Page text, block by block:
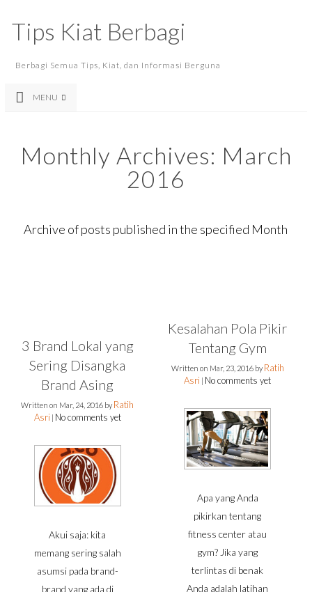
Tips Kiat Berbagi
Berbagi Semua Tips, Kiat, dan Informasi Berguna
MENU
Monthly Archives: March
2016
Archive of posts published in the specified Month
3 Brand Lokal yang
Sering Disangka
Brand Asing
Written on Mar, 24, 2016 by Ratih
Asri | No comments yet
Akui saja: kita
memang sering salah
asumsi pada brand-
brand yang ada di
Kesalahan Pola Pikir
Tentang Gym
Written on Mar, 23, 2016 by Ratih
Asri | No comments yet
Apa yang Anda
pikirkan tentang
fitness center atau
gym? Jika yang
terlintas di benak
Anda adalah latihan